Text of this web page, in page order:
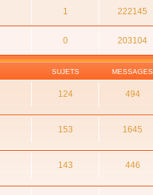
1 222145
0 203104
SUJETS MESSAGES
124 494
153 1645
143 446